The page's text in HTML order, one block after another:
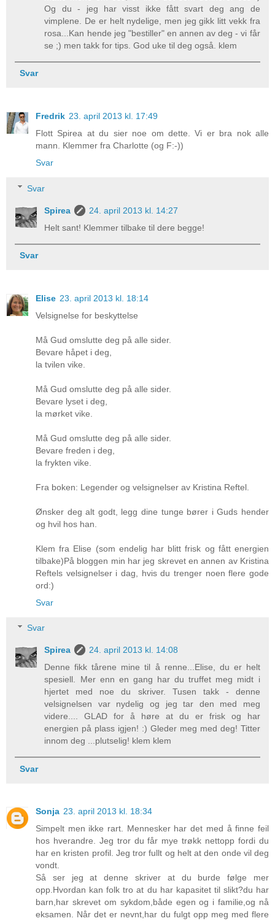
Og du - jeg har visst ikke fått svart deg ang de
vimplene. De er helt nydelige, men jeg gikk litt vekk fra
rosa...Kan hende jeg "bestiller" en annen av deg - vi får
se ;) men takk for tips. God uke til deg også. klem
Svar
Fredrik 23. april 2013 kl. 17:49
Flott Spirea at du sier noe om dette. Vi er bra nok alle
mann. Klemmer fra Charlotte (og F:-))
Svar
Svar
Spirea
24. april 2013 kl. 14:27
Helt sant! Klemmer tilbake til dere begge!
Svar
Elise 23. april 2013 kl. 18:14
Velsignelse for beskyttelse
Må Gud omslutte deg på alle sider.
Bevare håpet i deg,
la tvilen vike.
Må Gud omslutte deg på alle sider.
Bevare lyset i deg,
la mørket vike.
Må Gud omslutte deg på alle sider.
Bevare freden i deg,
la frykten vike.
Fra boken: Legender og velsignelser av Kristina Reftel.
Ønsker deg alt godt, legg dine tunge bører i Guds hender
og hvil hos han.
Klem fra Elise (som endelig har blitt frisk og fått energien
tilbake)På bloggen min har jeg skrevet en annen av Kristina
Reftels velsignelser i dag, hvis du trenger noen flere gode
ord:)
Svar
Svar
Spirea
24. april 2013 kl. 14:08
Denne fikk tårene mine til å renne...Elise, du er helt
spesiell. Mer enn en gang har du truffet meg midt i
hjertet med noe du skriver. Tusen takk - denne
velsignelsen var nydelig og jeg tar den med meg
videre.... GLAD for å høre at du er frisk og har
energien på plass igjen! :) Gleder meg med deg! Titter
innom deg ...plutselig! klem klem
Svar
Sonja 23. april 2013 kl. 18:34
Simpelt men ikke rart. Mennesker har det med å finne feil
hos hverandre. Jeg tror du får mye trøkk nettopp fordi du
har en kristen profil. Jeg tror fullt og helt at den onde vil deg
vondt.
Så ser jeg at denne skriver at du burde følge mer
opp.Hvordan kan folk tro at du har kapasitet til slikt?du har
barn,har skrevet om sykdom,både egen og i familie,og nå
eksamen. Når det er nevnt,har du fulgt opp meg med flere